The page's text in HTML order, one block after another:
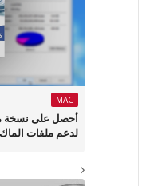
MAC
لدعم ملفات